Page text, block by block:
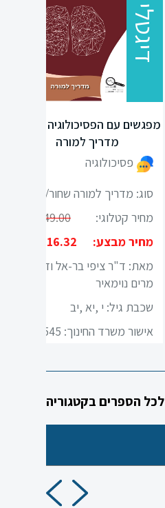
דיגטלי
מדריך למורה
פסיכולוגיה
סוג: מדריך למורה שחור/לבן
מחיר קטלוגי:
49.00 ש"ח
מחיר מבצע:
16.32 ש"ח
מאת: ד"ר ציפי בר-אל וד"ר
מרים נוימאיר
שכבת גיל: י ,יא ,יב
אישור משרד החינוך: 4545
לכל הספרים בקטגוריה